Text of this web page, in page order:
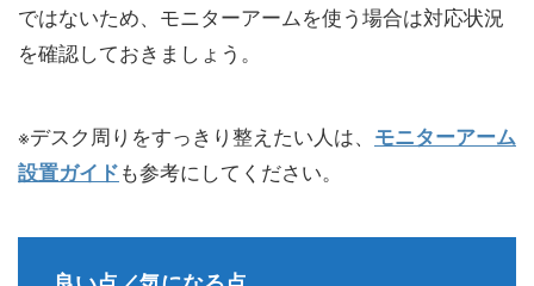
ではないため、モニターアームを使う場合は対応状況
を確認しておきましょう。
※デスク周りをすっきり整えたい人は、 モニターアーム
設置ガイドも参考にしてください。